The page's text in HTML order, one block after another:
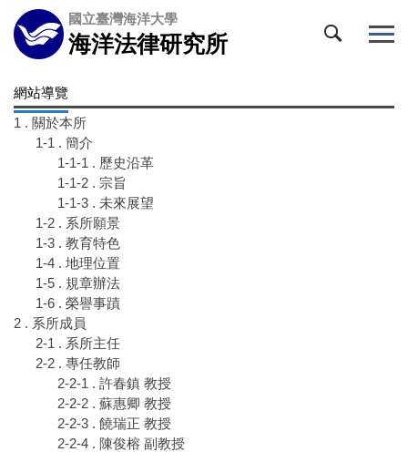
跳
到
主
內
容
國立臺灣海洋大學
海洋法律研究所
網站導覽
1 . 關於本所
1-1 . 簡介
1-1-1 . 歷史沿革
1-1-2 . 宗旨
1-1-3 . 未來展望
1-2 . 系所願景
1-3 . 教育特色
1-4 . 地理位置
1-5 . 規章辦法
1-6 . 榮譽事蹟
2 . 系所成員
2-1 . 系所主任
2-2 . 專任教師
2-2-1 . 許春鎮 教授
2-2-2 . 蘇惠卿 教授
2-2-3 . 饒瑞正 教授
2-2-4 . 陳俊榕 副教授